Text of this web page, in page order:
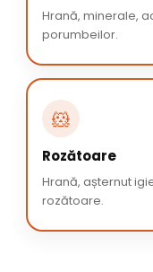
Hrană, minerale,
porumbeilor.
🐹
Rozătoare
Hrană, așternut
rozătoare.